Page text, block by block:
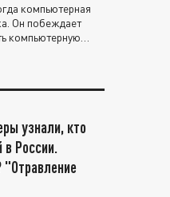
компьютерная
Он побеждает
компьютерную
узнали, кто
России.
"Отравление